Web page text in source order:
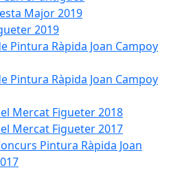
Major 2019
2019
Pintura Ràpida Joan Campoy
Pintura Ràpida Joan Campoy
Mercat Figueter 2018
Mercat Figueter 2017
Pintura Ràpida Joan